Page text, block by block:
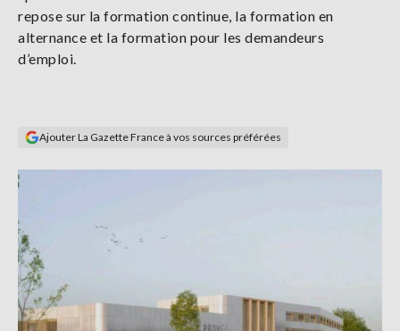
S'abonner
repose sur la formation continue, la formation en
alternance et la formation pour les demandeurs
d’emploi.
Ajouter La Gazette France à vos sources préférées